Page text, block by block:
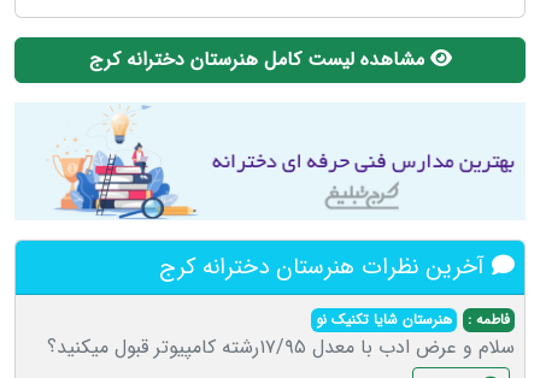
مشاهده لیست کامل هنرستان دخترانه کرج
آخرین نظرات هنرستان دخترانه کرج
فاطمه : هنرستان شایا تکنیک نو
سلام و عرض ادب با معدل ۱۷/۹۵رشته کامپیوتر قبول میکنید؟